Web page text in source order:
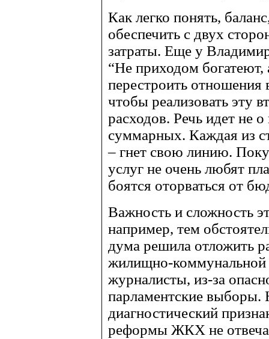
Как легко понять,
обеспечить с двух
затраты. Еще у
“Не приходом богатеют,
перестроить
чтобы реализовать эту
расходов. Речь идет не
суммарных. Каждая из
– гнет свою линию.
услуг не очень любят
боятся оторваться от
Важность и сложность
например, тем
дума решила отложить
жилищно-коммунальной
журналисты, из-за
парламентские выборы.
диагностический
реформы ЖКХ не